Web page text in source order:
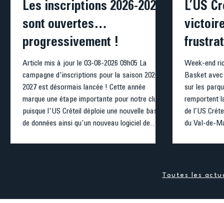
Les inscriptions 2026-2027
sont ouvertes…
progressivement !
Article mis à jour le 03-08-2026 09h05 La
campagne d'inscriptions pour la saison 2026-
2027 est désormais lancée ! Cette année
marque une étape importante pour notre club
puisque l'US Créteil déploie une nouvelle base
de données ainsi qu'un nouveau logiciel de
L’US
Week-end
Basket
sur les
remportent
de l’US
du Val-de-
Toutes les